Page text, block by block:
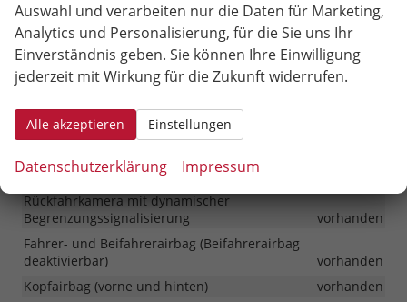
Warnsignal, wenn nicht angeschnallt
vorhanden
Temporary Mobility Kit (TMK)
vorhanden
Wegfahrsperre elektronisch
vorhanden
Tempomat mit Speedlimiter (MSLA)
vorhanden
Zentralverriegelung mit Funkfernbedienung und
Klappschlüssel
Parksensoren hinten (nicht abschaltbar)
Rückfahrkamera mit dynamischer
Begrenzungssignalisierung
vorhanden
Fahrer- und Beifahrerairbag (Beifahrerairbag
deaktivierbar)
vorhanden
Kopfairbag (vorne und hinten)
vorhanden
Auswahl und verarbeiten nur die Daten für Marketing,
Analytics und Personalisierung, für die Sie uns Ihr
Einverständnis geben. Sie können Ihre Einwilligung
jederzeit mit Wirkung für die Zukunft widerrufen.
Alle akzeptieren Einstellungen
Datenschutzerklärung Impressum